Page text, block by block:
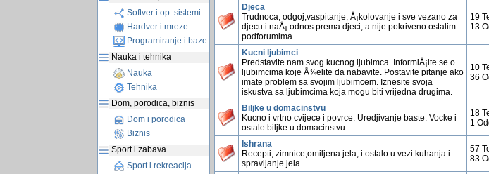
Softver i op. sistemi
Hardver i mreze
Programiranje i baze
Nauka i tehnika
Nauka
Tehnika
Dom, porodica, biznis
Dom i porodica
Biznis
Sport i zabava
Sport i rekreacija
Djeca
Trudnoca, odgoj,vaspitanje, Å¡kolovanje i sve vezano za
djecu i naÅ¡ odnos prema djeci, a nije pokriveno ostalim
podforumima.
19
13
Kucni ljubimci
Predstavite nam svog kucnog ljubimca. InformiÅ¡ite se o
ljubimcima koje Å¾elite da nabavite. Postavite pitanje ako
imate problem sa svojim ljubimcem. Iznesite svoja
iskustva sa ljubimcima koja mogu biti vrijedna drugima.
10
36
Biljke u domacinstvu
Kucno i vrtno cvijece i povrce. Uredjivanje baste. Vocke i
ostale biljke u domacinstvu.
18
1
Ishrana
Recepti, zimnice,omiljena jela, i ostalo u vezi kuhanja i
spravljanje jela.
57
83